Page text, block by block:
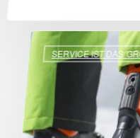
Es
SERVICE IST DAS
Perfekte
Skischuhe
dank
Fußscan